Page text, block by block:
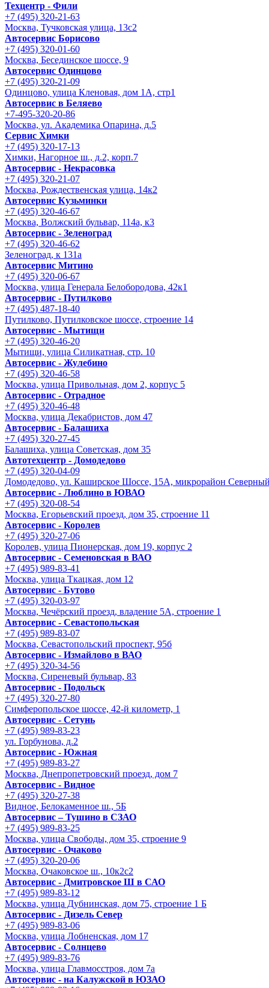
Техцентр - Фили
+7 (495) 320-21-63
Москва, Тучковская улица, 13с2
Автосервис Борисово
+7 (495) 320-01-60
Москва, Бесединское шоссе, 9
Автосервис Одинцово
+7 (495) 320-21-09
Одинцово, улица Кленовая, дом 1А, стр1
Автосервис в Беляево
+7-495-320-20-86
Москва, ул. Академика Опарина, д.5
Сервис Химки
+7 (495) 320-17-13
Химки, Нагорное ш., д.2, корп.7
Автосервис - Некрасовка
+7 (495) 320-21-07
Москва, Рождественская улица, 14к2
Автосервис Кузьминки
+7 (495) 320-46-67
Москва, Волжский бульвар, 114а, к3
Автосервис - Зеленоград
+7 (495) 320-46-62
Зеленоград, к 131а
Автосервис Митино
+7 (495) 320-06-67
Москва, улица Генерала Белобородова, 42к1
Автосервис - Путилково
+7 (495) 487-18-40
Путилково, Путилковское шоссе, строение 14
Автосервис - Мытищи
+7 (495) 320-46-20
Мытищи, улица Силикатная, стр. 10
Автосервис - Жулебино
+7 (495) 320-46-58
Москва, улица Привольная, дом 2, корпус 5
Автосервис - Отрадное
+7 (495) 320-46-48
Москва, улица Декабристов, дом 47
Автосервис - Балашиха
+7 (495) 320-27-45
Балашиха, улица Советская, дом 35
Автотехцентр - Домодедово
+7 (495) 320-04-09
Домодедово, ул. Каширское Шоссе, 15А, микрорайон
Автосервис - Люблино в ЮВАО
+7 (495) 320-08-54
Москва, Егорьевский проезд, дом 35, строение 11
Автосервис - Королев
+7 (495) 320-27-06
Королев, улица Пионерская, дом 19, корпус 2
Автосервис - Семеновская в ВАО
+7 (495) 989-83-41
Москва, улица Ткацкая, дом 12
Автосервис - Бутово
+7 (495) 320-03-97
Москва, Чечёрский проезд, владение 5А, строение 1
Автосервис - Cевастопольская
+7 (495) 989-83-07
Москва, Севастопольский проспект, 95б
Автосервис - Измайлово в ВАО
+7 (495) 320-34-56
Москва, Сиреневый бульвар, 83
Автосервис - Подольск
+7 (495) 320-27-80
Симферопольское шоссе, 42-й километр, 1
Автосервис - Сетунь
+7 (495) 989-83-23
ул. Горбунова, д.2
Автосервис - Южная
+7 (495) 989-83-27
Москва, Днепропетровский проезд, дом 7
Автосервис - Видное
+7 (495) 320-27-38
Видное, Белокаменное ш., 5Б
Автосервис – Тушино в СЗАО
+7 (495) 989-83-25
Москва, улица Свободы, дом 35, строение 9
Автосервис - Очаково
+7 (495) 320-20-06
Москва, Очаковское ш., 10к2с2
Автосервис - Дмитровское Ш в САО
+7 (495) 989-83-12
Москва, улица Дубнинская, дом 75, строение 1 Б
Автосервис - Дизель Север
+7 (495) 989-83-06
Москва, улица Лобненская, дом 17
Автосервис - Солнцево
+7 (495) 989-83-76
Москва, улица Главмосстроя, дом 7а
Автосервис - на Калужской в ЮЗАО